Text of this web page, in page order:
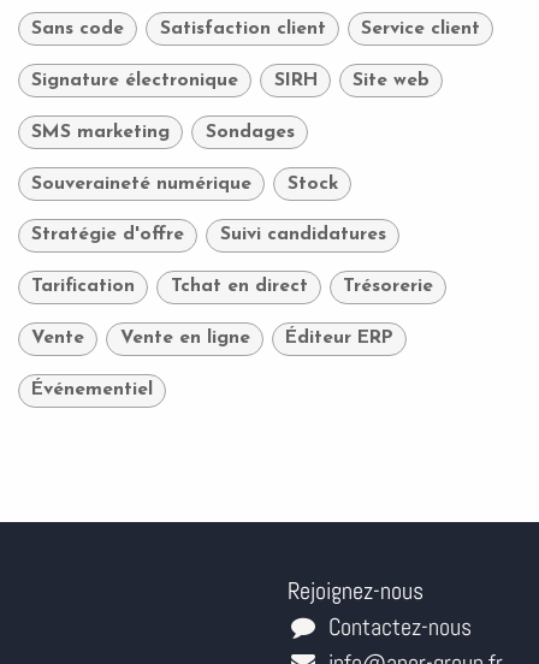
Sans code Satisfaction client Service client
Signature électronique SIRH Site web
SMS marketing Sondages
Souveraineté numérique Stock
Stratégie d'offre Suivi candidatures
Tarification Tchat en direct Trésorerie
Vente Vente en ligne Éditeur ERP
Événementiel
Rejoignez-nous
Contactez-nous